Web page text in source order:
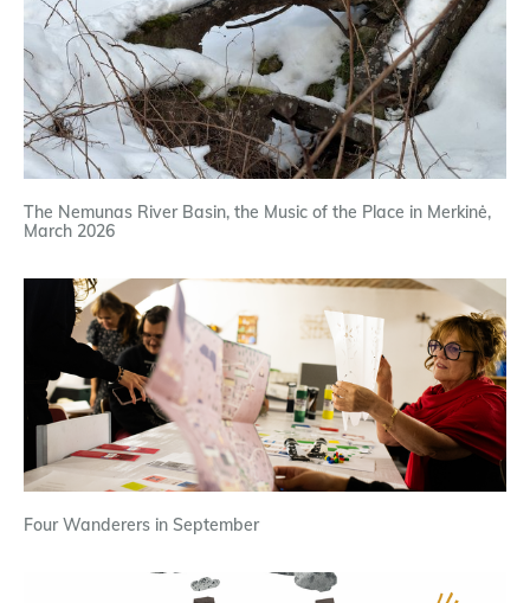
The Nemunas River Basin, the Music of the Place in Merkinė,
March 2026
Four Wanderers in September